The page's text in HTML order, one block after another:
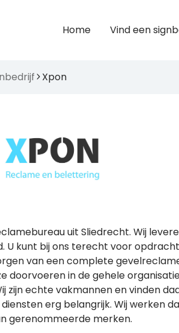
Home Vind een
Xpon
uit Sliedrecht. Wij
U kunt bij ons terecht voor
van een complete
doorvoeren in de gehele
zijn echte vakmannen en vinden
erg belangrijk. Wij werken
gerenommeerde merken.